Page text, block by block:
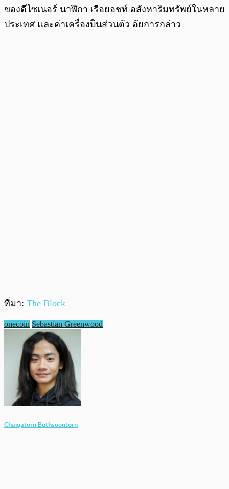
ของดีไซเนอร์ นาฬิกา เรือยอชท์ อสังหาริมทรัพย์ในหลาย
ประเทศ และค่าเครื่องบินส่วนตัว อัยการกล่าว
ที่มา: The Block
onecoin Sebastian Greenwood
Chaiyatorn Buthsoontorn